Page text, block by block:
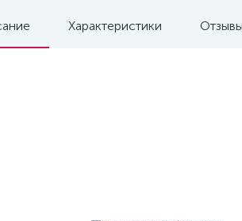
Характеристики Отзывы